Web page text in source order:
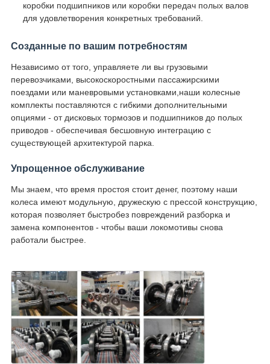
коробки подшипников или коробки передач полых валов
для удовлетворения конкретных требований.
Созданные по вашим потребностям
Независимо от того, управляете ли вы грузовыми
перевозчиками, высокоскоростными пассажирскими
поездами или маневровыми установками,наши колесные
комплекты поставляются с гибкими дополнительными
опциями - от дисковых тормозов и подшипников до полых
приводов - обеспечивая бесшовную интеграцию с
существующей архитектурой парка.
Упрощенное обслуживание
Мы знаем, что время простоя стоит денег, поэтому наши
колеса имеют модульную, дружескую с прессой конструкцию,
которая позволяет быстробез повреждений разборка и
замена компонентов - чтобы ваши локомотивы снова
работали быстрее.